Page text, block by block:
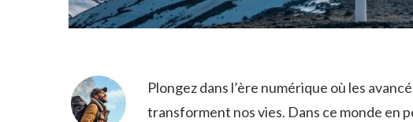
Plongez dans l’ère ‌numérique où les
transforment nos vies. Dans ce monde⁢ en